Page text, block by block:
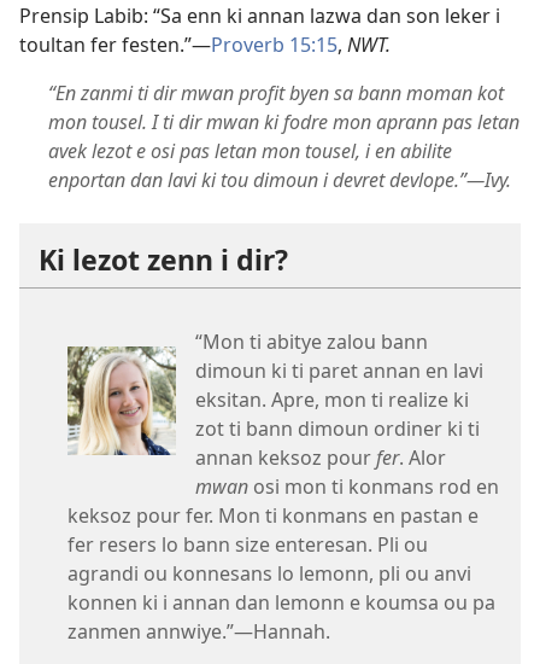
Prensip Labib: “Sa enn ki annan lazwa dan son leker i
toultan fer festen.”​—Proverb 15:15, NWT.
“En zanmi ti dir mwan profit byen sa bann moman kot
mon tousel. I ti dir mwan ki fodre mon aprann pas letan
avek lezot e osi pas letan mon tousel, i en abilite
enportan dan lavi ki tou dimoun i devret devlope.”​—Ivy.
Ki lezot zenn i dir?
“Mon ti abitye zalou bann
dimoun ki ti paret annan en lavi
eksitan. Apre, mon ti realize ki
zot ti bann dimoun ordiner ki ti
annan keksoz pourfer. Alor
mwan osi mon ti konmans rod en
keksoz pour fer. Mon ti konmans en pastan e
fer resers lo bann size enteresan. Pli ou
agrandi ou konnesans lo lemonn, pli ou anvi
konnen ki i annan dan lemonn e koumsa ou pa
zanmen annwiye.”​—Hannah.